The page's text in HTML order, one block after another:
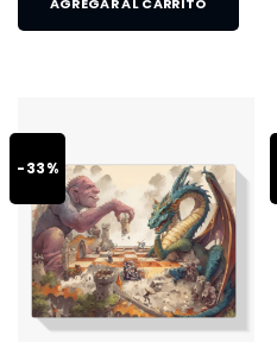
AGREGAR AL CARRITO
-33%